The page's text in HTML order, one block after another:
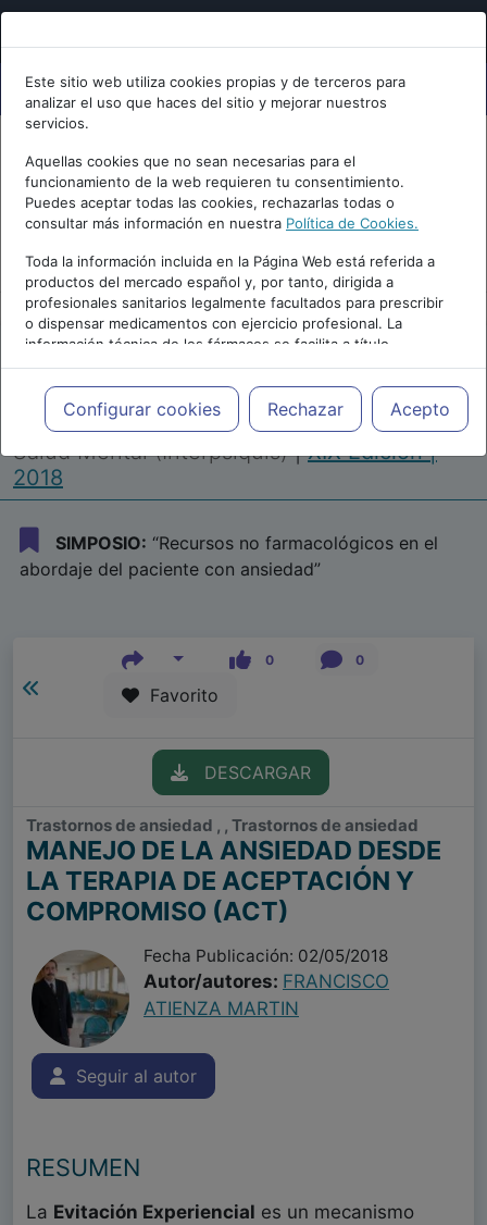
Este sitio web utiliza cookies propias y de terceros para
analizar el uso que haces del sitio y mejorar nuestros
servicios.
Aquellas cookies que no sean necesarias para el
funcionamiento de la web requieren tu consentimiento.
Puedes aceptar todas las cookies, rechazarlas todas o
consultar más información en nuestra Política de Cookies.
Toda la información incluida en la Página Web está referida a
productos del mercado español y, por tanto, dirigida a
profesionales sanitarios legalmente facultados para prescribir
o dispensar medicamentos con ejercicio profesional. La
información técnica de los fármacos se facilita a título
meramente informativo, siendo responsabilidad de los
profesionales facultados prescribir medicamentos y decidir, en
cada caso concreto, el tratamiento más adecuado a las
necesidades del paciente.
Configurar cookies Rechazar Acepto
Repositorio de Artículos |Congreso Virtual
Internacional de Psiquiatría, Psicología y
Salud Mental (Interpsiquis)|XIX Edición |
2018
SIMPOSIO: “Recursos no farmacológicos en el
abordaje del paciente con ansiedad”
0 0
Favorito
DESCARGAR
Trastornos de ansiedad , , Trastornos de ansiedad
MANEJO DE LA ANSIEDAD DESDE
LA TERAPIA DE ACEPTACIÓN Y
COMPROMISO (ACT)
Fecha Publicación: 02/05/2018
Autor/autores: FRANCISCO
ATIENZA MARTIN
Seguir al autor
RESUMEN
La Evitación Experiencial es un mecanismo